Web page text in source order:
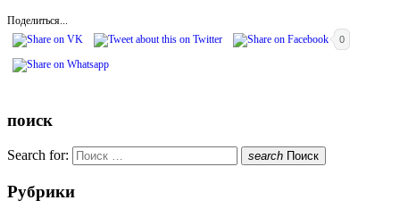
Поделиться...
0
поиск
Search for: search Поиск
Рубрики